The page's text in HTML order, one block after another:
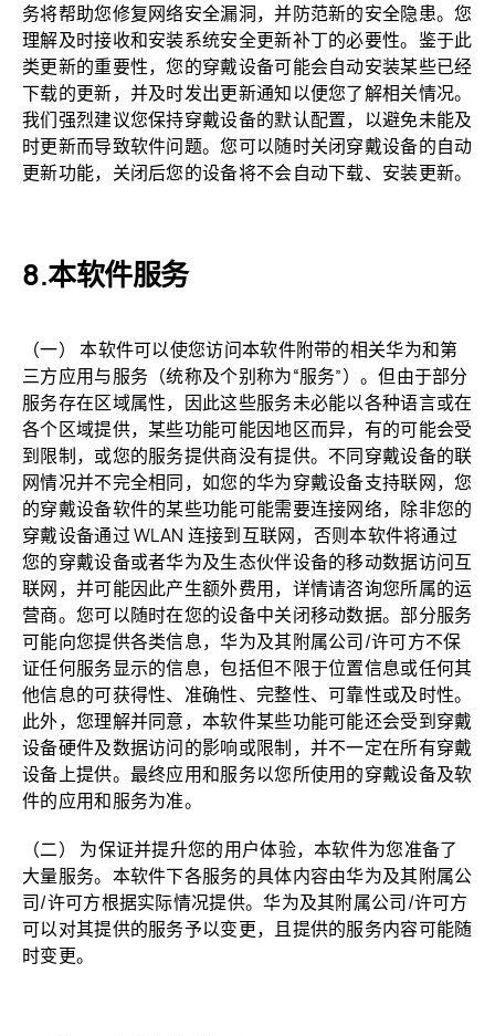
务将帮助您修复网络安全漏洞，并防范新的安全隐患。您
理解及时接收和安装系统安全更新补丁的必要性。鉴于此
类更新的重要性，您的穿戴设备可能会自动安装某些已经
下载的更新，并及时发出更新通知以便您了解相关情况。
我们强烈建议您保持穿戴设备的默认配置，以避免未能及
时更新而导致软件问题。您可以随时关闭穿戴设备的自动
更新功能，关闭后您的设备将不会自动下载、安装更新。
本软件服务
（一） 本软件可以使您访问本软件附带的相关华为和第
三方应用与服务（统称及个别称为“服务”）。但由于部分
服务存在区域属性，因此这些服务未必能以各种语言或在
各个区域提供，某些功能可能因地区而异，有的可能会受
到限制，或您的服务提供商没有提供。不同穿戴设备的联
网情况并不完全相同，如您的华为穿戴设备支持联网，您
的穿戴设备软件的某些功能可能需要连接网络，除非您的
穿戴设备通过 WLAN 连接到互联网，否则本软件将通过
您的穿戴设备或者华为及生态伙伴设备的移动数据访问互
联网，并可能因此产生额外费用，详情请咨询您所属的运
营商。您可以随时在您的设备中关闭移动数据。部分服务
可能向您提供各类信息，华为及其附属公司/许可方不保
证任何服务显示的信息，包括但不限于位置信息或任何其
他信息的可获得性、准确性、完整性、可靠性或及时性。
此外，您理解并同意，本软件某些功能可能还会受到穿戴
设备硬件及数据访问的影响或限制，并不一定在所有穿戴
设备上提供。最终应用和服务以您所使用的穿戴设备及软
件的应用和服务为准。
（二） 为保证并提升您的用户体验，本软件为您准备了
大量服务。本软件下各服务的具体内容由华为及其附属公
司/许可方根据实际情况提供。华为及其附属公司/许可方
可以对其提供的服务予以变更，且提供的服务内容可能随
时变更。